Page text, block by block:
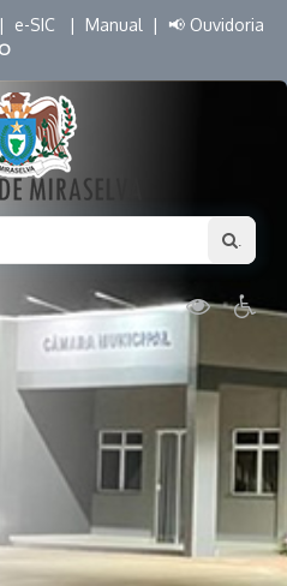
e-SIC | Manual | 📢 Ouvidoria